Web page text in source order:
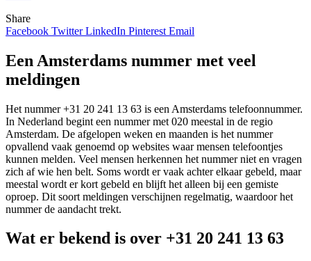
Share
Facebook Twitter LinkedIn Pinterest Email
Een Amsterdams nummer met veel
meldingen
Het nummer +31 20 241 13 63 is een Amsterdams telefoonnummer.
In Nederland begint een nummer met 020 meestal in de regio
Amsterdam. De afgelopen weken en maanden is het nummer
opvallend vaak genoemd op websites waar mensen telefoontjes
kunnen melden. Veel mensen herkennen het nummer niet en vragen
zich af wie hen belt. Soms wordt er vaak achter elkaar gebeld, maar
meestal wordt er kort gebeld en blijft het alleen bij een gemiste
oproep. Dit soort meldingen verschijnen regelmatig, waardoor het
nummer de aandacht trekt.
Wat er bekend is over +31 20 241 13 63